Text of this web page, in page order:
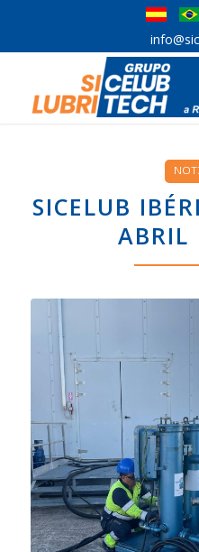
SICELUB
ABRIL